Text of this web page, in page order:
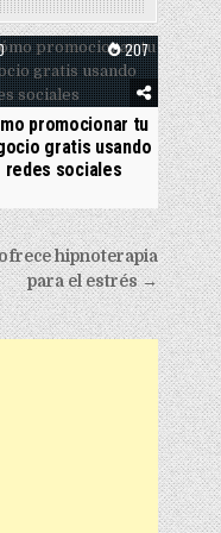
207
promocionar tu
gratis usando
redes sociales
hipnoterapia
para el estrés →